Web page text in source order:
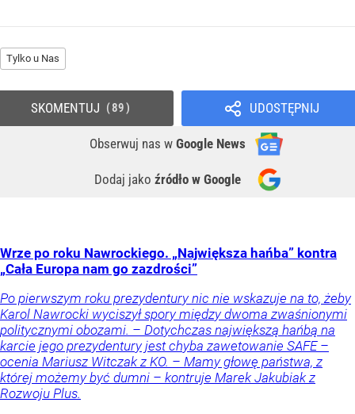
Tylko u Nas
UDOSTĘPNIJ
Obserwuj nas w Google News
Dodaj jako źródło w Google
SKOMENTUJ 89
Wrze po roku Nawrockiego. „Największa hańba” kontra
„Cała Europa nam go zazdrości”
Po pierwszym roku prezydentury nic nie wskazuje na to, żeby
Karol Nawrocki wyciszył spory między dwoma zwaśnionymi
politycznymi obozami. – Dotychczas największą hańbą na
karcie jego prezydentury jest chyba zawetowanie SAFE –
ocenia Mariusz Witczak z KO. – Mamy głowę państwa, z
której możemy być dumni – kontruje Marek Jakubiak z
Rozwoju Plus.